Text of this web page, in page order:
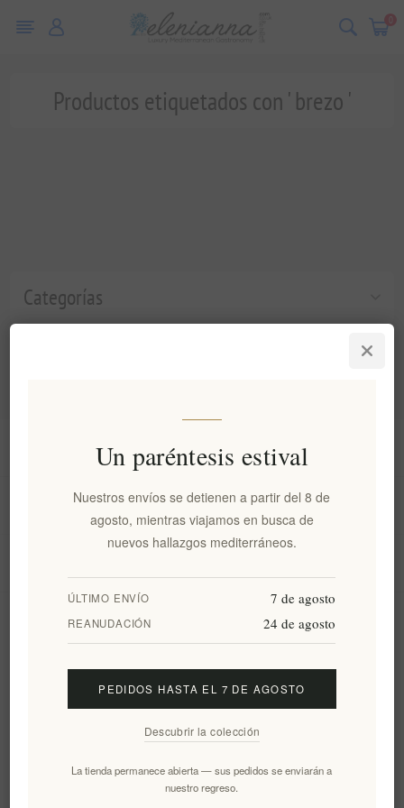
0
Categorías
Productos etiquetados con ' brezo '
Información
Mi cuenta
Suscribirse Desuscribirse
Un paréntesis estival
Nuestros envíos se detienen a partir del 8 de
agosto, mientras viajamos en busca de
nuevos hallazgos mediterráneos.
ÚLTIMO ENVÍO 7 de agosto
REANUDACIÓN 24 de agosto
PEDIDOS HASTA EL 7 DE AGOSTO
Descubrir la colección
La tienda permanece abierta — sus pedidos se enviarán a
nuestro regreso.